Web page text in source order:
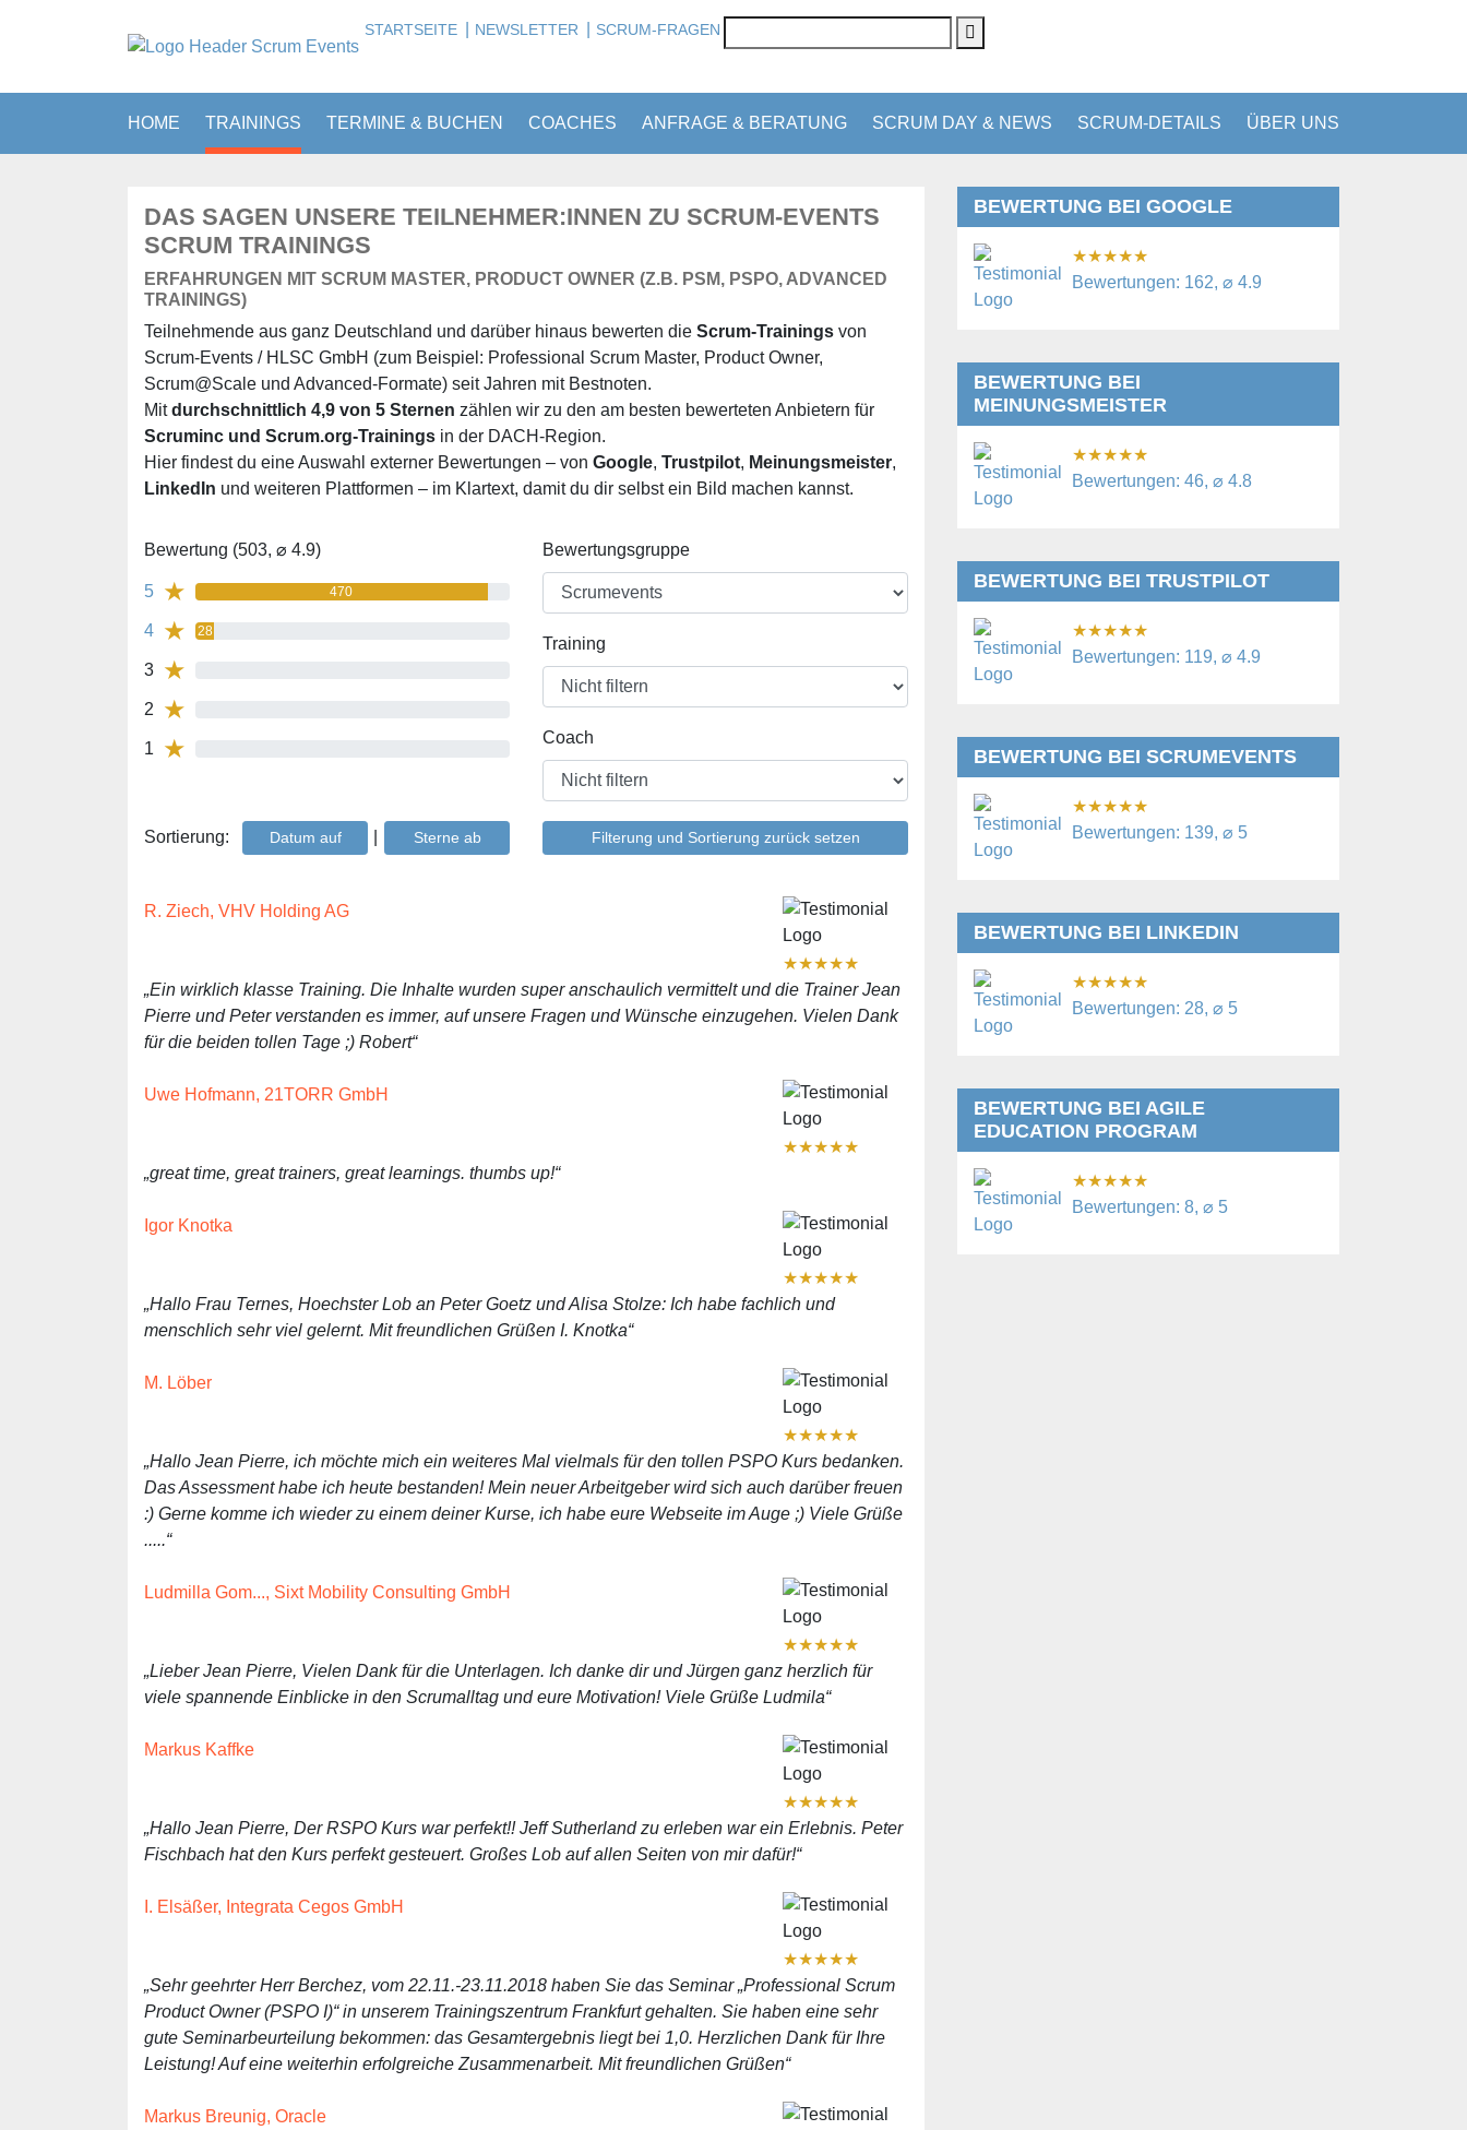
STARTSEITE NEWSLETTER SCRUM-FRAGEN
HOME TRAININGS TERMINE & BUCHEN COACHES ANFRAGE & BERATUNG SCRUM DAY & NEWS SCRUM-DETAILS ÜBER UNS
DAS SAGEN UNSERE TEILNEHMER:INNEN ZU SCRUM-EVENTS
SCRUM TRAININGS
ERFAHRUNGEN MIT SCRUM MASTER, PRODUCT OWNER (Z.B. PSM, PSPO, ADVANCED
TRAININGS)
Teilnehmende aus ganz Deutschland und darüber hinaus bewerten die Scrum-Trainings von
Scrum-Events / HLSC GmbH (zum Beispiel: Professional Scrum Master, Product Owner,
Scrum@Scale und Advanced-Formate) seit Jahren mit Bestnoten.
Mitdurchschnittlich 4,9 von 5 Sternen zählen wir zu den am besten bewerteten Anbietern für
Scruminc und Scrum.org-Trainings in der DACH-Region.
Hier findest du eine Auswahl externer Bewertungen – von Google, Trustpilot, Meinungsmeister,
LinkedIn und weiteren Plattformen – im Klartext, damit du dir selbst ein Bild machen kannst.
Bewertung (503, ⌀ 4.9)
5 ★ 470
4 ★ 28
3 ★
2 ★
1 ★
Bewertungsgruppe
Training
Coach
Sortierung: Datum auf Sterne ab Filterung und Sortierung zurück setzen
R. Ziech, VHV Holding AG
★★★★★
„Ein wirklich klasse Training. Die Inhalte wurden super anschaulich vermittelt und die Trainer Jean
Pierre und Peter verstanden es immer, auf unsere Fragen und Wünsche einzugehen. Vielen Dank
für die beiden tollen Tage ;) Robert“
Uwe Hofmann, 21TORR GmbH
★★★★★
„great time, great trainers, great learnings. thumbs up!“
Igor Knotka
★★★★★
„Hallo Frau Ternes, Hoechster Lob an Peter Goetz und Alisa Stolze: Ich habe fachlich und
menschlich sehr viel gelernt. Mit freundlichen Grüßen I. Knotka“
M. Löber
★★★★★
„Hallo Jean Pierre, ich möchte mich ein weiteres Mal vielmals für den tollen PSPO Kurs bedanken.
Das Assessment habe ich heute bestanden! Mein neuer Arbeitgeber wird sich auch darüber freuen
:) Gerne komme ich wieder zu einem deiner Kurse, ich habe eure Webseite im Auge ;) Viele Grüße
.....“
Ludmilla Gom..., Sixt Mobility Consulting GmbH
★★★★★
„Lieber Jean Pierre, Vielen Dank für die Unterlagen. Ich danke dir und Jürgen ganz herzlich für
viele spannende Einblicke in den Scrumalltag und eure Motivation! Viele Grüße Ludmila“
Markus Kaffke
★★★★★
„Hallo Jean Pierre, Der RSPO Kurs war perfekt!! Jeff Sutherland zu erleben war ein Erlebnis. Peter
Fischbach hat den Kurs perfekt gesteuert. Großes Lob auf allen Seiten von mir dafür!“
I. Elsäßer, Integrata Cegos GmbH
★★★★★
„Sehr geehrter Herr Berchez, vom 22.11.-23.11.2018 haben Sie das Seminar „Professional Scrum
Product Owner (PSPO I)“ in unserem Trainingszentrum Frankfurt gehalten. Sie haben eine sehr
gute Seminarbeurteilung bekommen: das Gesamtergebnis liegt bei 1,0. Herzlichen Dank für Ihre
Leistung! Auf eine weiterhin erfolgreiche Zusammenarbeit. Mit freundlichen Grüßen“
Markus Breunig, Oracle
BEWERTUNG BEI GOOGLE
★★★★★
Bewertungen: 162, ⌀ 4.9
BEWERTUNG BEI
MEINUNGSMEISTER
★★★★★
Bewertungen: 46, ⌀ 4.8
BEWERTUNG BEI TRUSTPILOT
★★★★★
Bewertungen: 119, ⌀ 4.9
BEWERTUNG BEI SCRUMEVENTS
★★★★★
Bewertungen: 139, ⌀ 5
BEWERTUNG BEI LINKEDIN
★★★★★
Bewertungen: 28, ⌀ 5
BEWERTUNG BEI AGILE
EDUCATION PROGRAM
★★★★★
Bewertungen: 8, ⌀ 5